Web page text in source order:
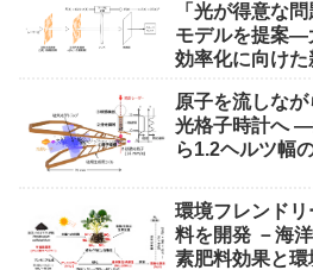
「光が得意な
モデルを提案―
効率化に向け
原子を流しなが
光格子時計へ
ら1.2ヘルツ幅
環境フレンド
料を開発 －海
素肥料効果と環